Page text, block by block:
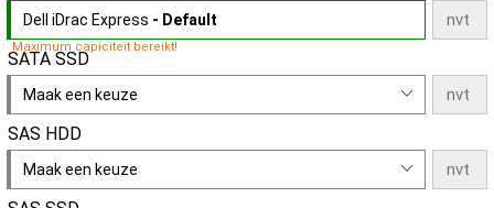
Dell iDrac Express - Default
Maximum capiciteit bereikt!
SATA SSD
Maak een keuze
SAS HDD
Maak een keuze